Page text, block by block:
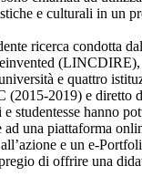
e culturali in un
ricerca condotta
(LINCDIRE),
e quattro
(2015-2019) e diretto
studentesse hanno
ad una piattaforma
e un e-
di offrire una